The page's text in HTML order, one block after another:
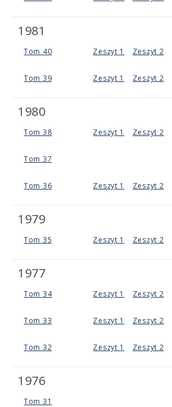
1981
Tom 40 Zeszyt 1 Zeszyt 2
Tom 39 Zeszyt 1 Zeszyt 2
1980
Tom 38 Zeszyt 1 Zeszyt 2
Tom 37
Tom 36 Zeszyt 1 Zeszyt 2
1979
Tom 35 Zeszyt 1 Zeszyt 2
1977
Tom 34 Zeszyt 1 Zeszyt 2
Tom 33 Zeszyt 1 Zeszyt 2
Tom 32 Zeszyt 1 Zeszyt 2
1976
Tom 31